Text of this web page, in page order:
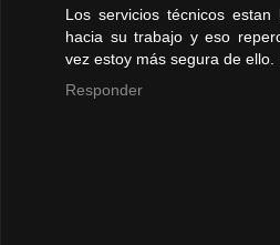
Los servicios técnicos
hacia su trabajo y eso
vez estoy más segura de ello.
Responder